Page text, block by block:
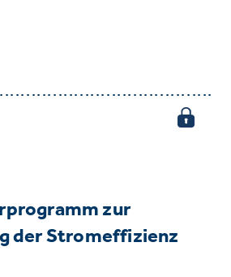
zur
der Stromeffizienz